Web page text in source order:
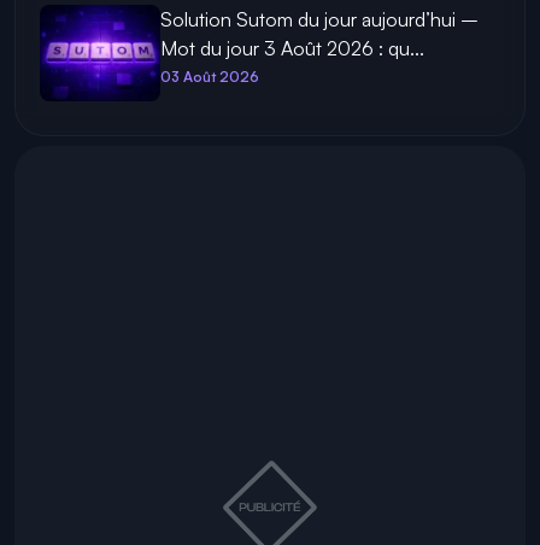
Solution Sutom du jour aujourd’hui –
Mot du jour 3 Août 2026 : qu...
03 Août 2026